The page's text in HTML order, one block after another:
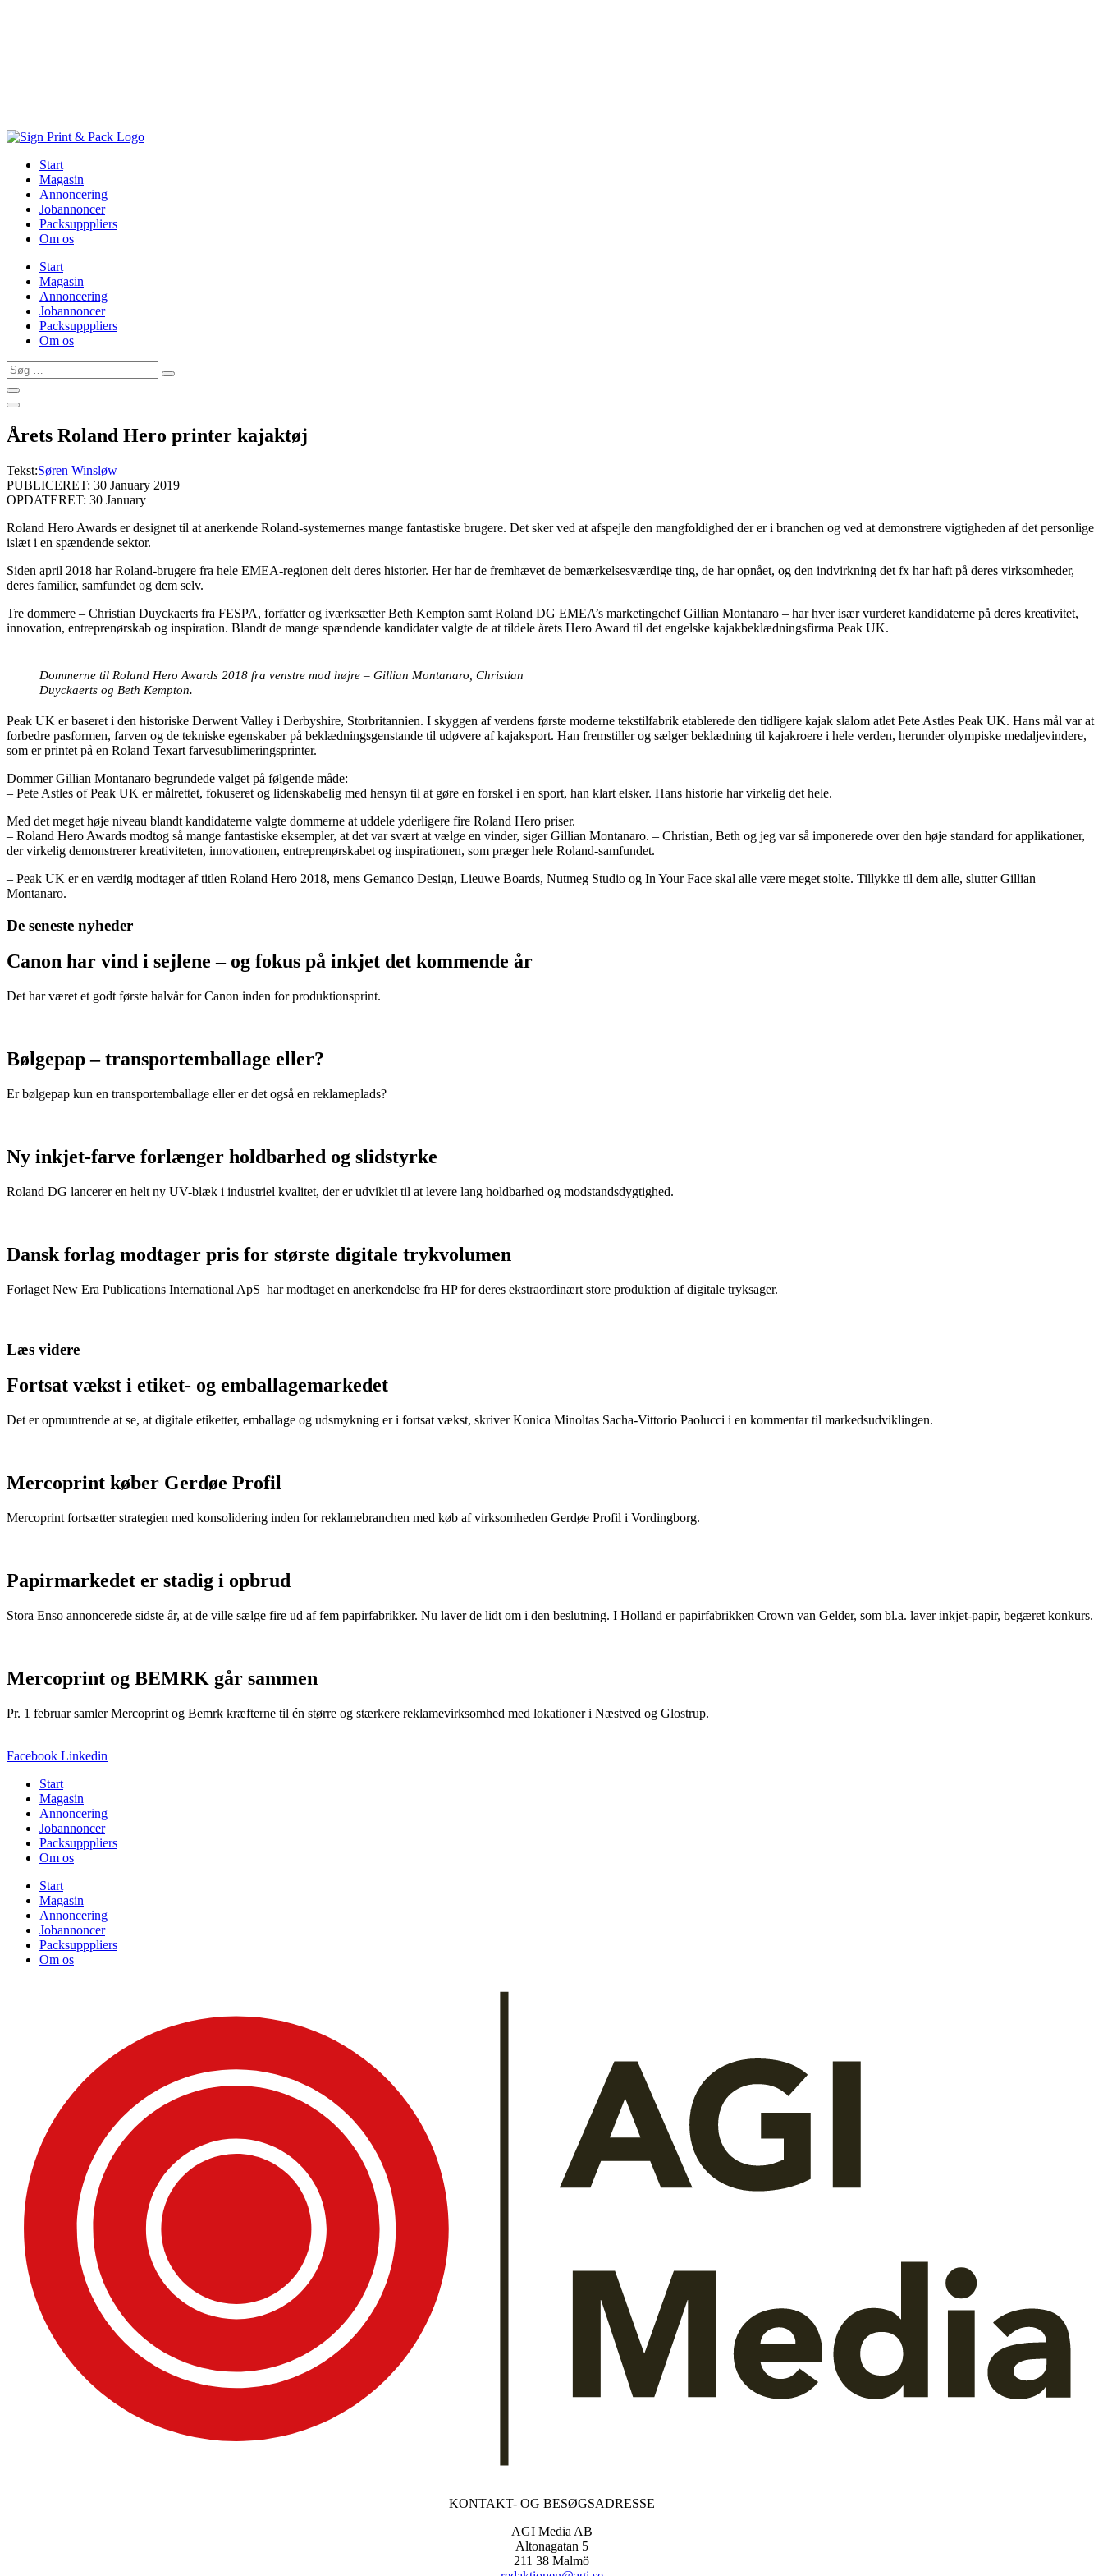
Start
Magasin
Annoncering
Jobannoncer
Packsupppliers
Om os
Start
Magasin
Annoncering
Jobannoncer
Packsupppliers
Om os
Søg
…
Årets Roland Hero printer kajaktøj
Tekst:Søren Winsløw
PUBLICERET: 30 January 2019
OPDATERET: 30 January
Roland Hero Awards er designet til at anerkende Roland-systemernes mange fantastiske brugere. Det sker ved at afspejle den mangfoldighed der er i branchen og ved at demonstrere vigtigheden af det personlige
islæt i en spændende sektor.
Siden april 2018 har Roland-brugere fra hele EMEA-regionen delt deres historier. Her har de fremhævet de bemærkelsesværdige ting, de har opnået, og den indvirkning det fx har haft på deres virksomheder,
deres familier, samfundet og dem selv.
Tre dommere – Christian Duyckaerts fra FESPA, forfatter og iværksætter Beth Kempton samt Roland DG EMEA’s marketingchef Gillian Montanaro – har hver især vurderet kandidaterne på deres kreativitet,
innovation, entreprenørskab og inspiration. Blandt de mange spændende kandidater valgte de at tildele årets Hero Award til det engelske kajakbeklædningsfirma Peak UK.
Dommerne til Roland Hero Awards 2018 fra venstre mod højre – Gillian Montanaro, Christian
Duyckaerts og Beth Kempton.
Peak UK er baseret i den historiske Derwent Valley i Derbyshire, Storbritannien. I skyggen af verdens første moderne tekstilfabrik etablerede den tidligere kajak slalom atlet Pete Astles Peak UK. Hans mål var at
forbedre pasformen, farven og de tekniske egenskaber på beklædningsgenstande til udøvere af kajaksport. Han fremstiller og sælger beklædning til kajakroere i hele verden, herunder olympiske medaljevindere,
som er printet på en Roland Texart farvesublimeringsprinter.
Dommer Gillian Montanaro begrundede valget på følgende måde:
– Pete Astles of Peak UK er målrettet, fokuseret og lidenskabelig med hensyn til at gøre en forskel i en sport, han klart elsker. Hans historie har virkelig det hele.
Med det meget høje niveau blandt kandidaterne valgte dommerne at uddele yderligere fire Roland Hero priser.
– Roland Hero Awards modtog så mange fantastiske eksempler, at det var svært at vælge en vinder, siger Gillian Montanaro. – Christian, Beth og jeg var så imponerede over den høje standard for applikationer,
der virkelig demonstrerer kreativiteten, innovationen, entreprenørskabet og inspirationen, som præger hele Roland-samfundet.
– Peak UK er en værdig modtager af titlen Roland Hero 2018, mens Gemanco Design, Lieuwe Boards, Nutmeg Studio og In Your Face skal alle være meget stolte. Tillykke til dem alle, slutter Gillian
Montanaro.
De seneste nyheder
Canon har vind i sejlene – og fokus på inkjet det kommende år
Det har været et godt første halvår for Canon inden for produktionsprint.
Bølgepap – transportemballage eller?
Er bølgepap kun en transportemballage eller er det også en reklameplads?
Ny inkjet-farve forlænger holdbarhed og slidstyrke
Roland DG lancerer en helt ny UV-blæk i industriel kvalitet, der er udviklet til at levere lang holdbarhed og modstandsdygtighed.
Dansk forlag modtager pris for største digitale trykvolumen
Forlaget New Era Publications International ApS har modtaget en anerkendelse fra HP for deres ekstraordinært store produktion af digitale tryksager.
Læs videre
Fortsat vækst i etiket- og emballagemarkedet
Det er opmuntrende at se, at digitale etiketter, emballage og udsmykning er i fortsat vækst, skriver Konica Minoltas Sacha-Vittorio Paolucci i en kommentar til markedsudviklingen.
Mercoprint køber Gerdøe Profil
Mercoprint fortsætter strategien med konsolidering inden for reklamebranchen med køb af virksomheden Gerdøe Profil i Vordingborg.
Papirmarkedet er stadig i opbrud
Stora Enso annoncerede sidste år, at de ville sælge fire ud af fem papirfabrikker. Nu laver de lidt om i den beslutning. I Holland er papirfabrikken Crown van Gelder, som bl.a. laver inkjet-papir, begæret konkurs.
Mercoprint og BEMRK går sammen
Pr. 1 februar samler Mercoprint og Bemrk kræfterne til én større og stærkere reklamevirksomhed med lokationer i Næstved og Glostrup.
Facebook Linkedin
Start
Magasin
Annoncering
Jobannoncer
Packsupppliers
Om os
Start
Magasin
Annoncering
Jobannoncer
Packsupppliers
Om os
KONTAKT- OG BESØGSADRESSE
AGI Media AB
Altonagatan 5
211 38 Malmö